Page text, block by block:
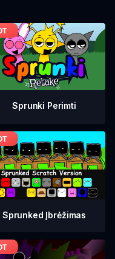
Sprunki Perimti
Sprunked Įbrėžimas